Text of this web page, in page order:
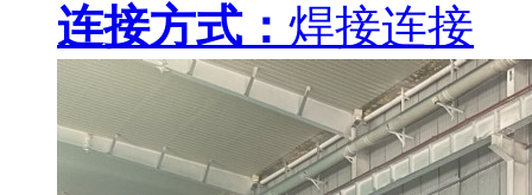
连接方式： 焊接连接